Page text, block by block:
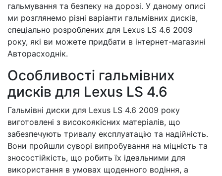
гальмування та безпеку на дорозі. У даному описі
ми розглянемо різні варіанти гальмівних дисків,
спеціально розроблених для Lexus LS 4.6 2009
року, які ви можете придбати в інтернет-магазині
Авторасходнік.
Особливості гальмівних
дисків для Lexus LS 4.6
Гальмівні диски для Lexus LS 4.6 2009 року
виготовлені з високоякісних матеріалів, що
забезпечують тривалу експлуатацію та надійність.
Вони пройшли суворі випробування на міцність та
зносостійкість, що робить їх ідеальними для
використання в умовах щоденного водіння, а